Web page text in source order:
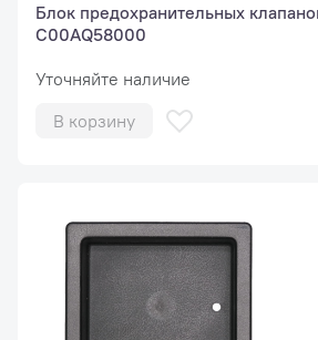
Блок предохранительных
C00AQ58000
Уточняйте наличие
В корзину